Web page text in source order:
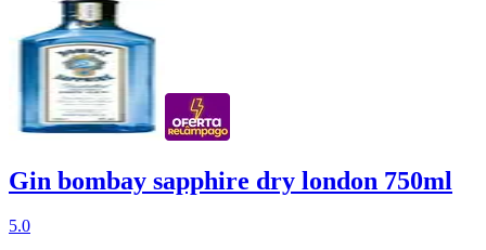
Gin bombay sapphire dry london 750ml
5.0